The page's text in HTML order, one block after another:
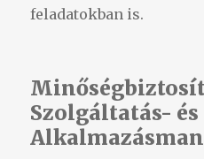
feladatokban is.
Szolgáltatás- és